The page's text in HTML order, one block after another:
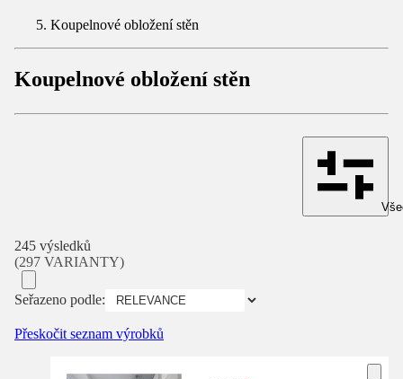
Koupelnové obložení stěn
Koupelnové obložení stěn
245 výsledků
(297 VARIANTY)
Seřazeno podle:
Přeskočit seznam výrobků